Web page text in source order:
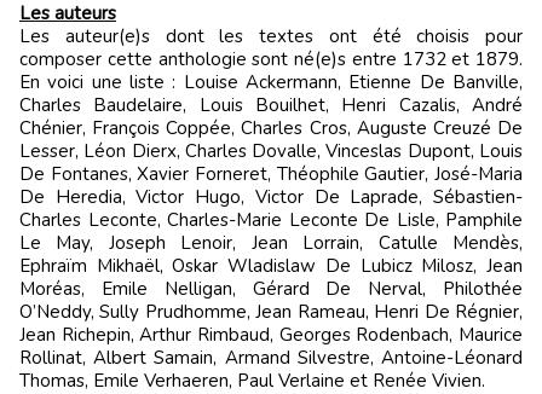
Les auteurs
Les auteur(e)s dont les textes ont été choisis pour
composer cette anthologie sont né(e)s entre 1732 et 1879.
En voici une liste : Louise Ackermann, Etienne De Banville,
Charles Baudelaire, Louis Bouilhet, Henri Cazalis, André
Chénier, François Coppée, Charles Cros, Auguste Creuzé De
Lesser, Léon Dierx, Charles Dovalle, Vinceslas Dupont, Louis
De Fontanes, Xavier Forneret, Théophile Gautier, José-Maria
De Heredia, Victor Hugo, Victor De Laprade, Sébastien-
Charles Leconte, Charles-Marie Leconte De Lisle, Pamphile
Le May, Joseph Lenoir, Jean Lorrain, Catulle Mendès,
Ephraïm Mikhaël, Oskar Wladislaw De Lubicz Milosz, Jean
Moréas, Emile Nelligan, Gérard De Nerval, Philothée
O’Neddy, Sully Prudhomme, Jean Rameau, Henri De Régnier,
Jean Richepin, Arthur Rimbaud, Georges Rodenbach, Maurice
Rollinat, Albert Samain, Armand Silvestre, Antoine-Léonard
Thomas, Emile Verhaeren, Paul Verlaine et Renée Vivien.